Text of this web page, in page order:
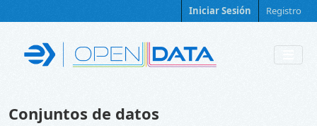
Iniciar Sesión Registro
Conjuntos de datos